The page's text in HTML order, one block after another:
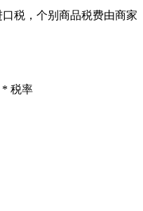
税，个别商品税费由商家
* 税率